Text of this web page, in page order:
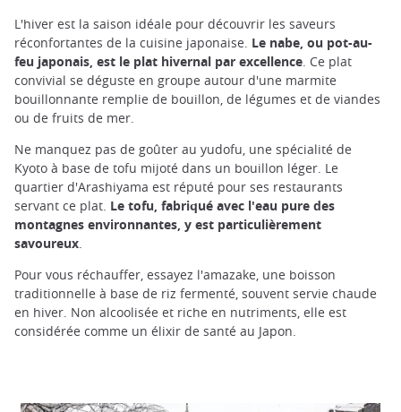
L'hiver est la saison idéale pour découvrir les saveurs
réconfortantes de la cuisine japonaise. Le nabe, ou pot-au-
feu japonais, est le plat hivernal par excellence. Ce plat
convivial se déguste en groupe autour d'une marmite
bouillonnante remplie de bouillon, de légumes et de viandes
ou de fruits de mer.
Ne manquez pas de goûter au yudofu, une spécialité de
Kyoto à base de tofu mijoté dans un bouillon léger. Le
quartier d'Arashiyama est réputé pour ses restaurants
servant ce plat. Le tofu, fabriqué avec l'eau pure des
montagnes environnantes, y est particulièrement
savoureux.
Pour vous réchauffer, essayez l'amazake, une boisson
traditionnelle à base de riz fermenté, souvent servie chaude
en hiver. Non alcoolisée et riche en nutriments, elle est
considérée comme un élixir de santé au Japon.